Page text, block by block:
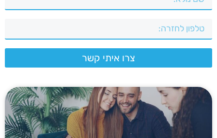
צרו איתי קשר